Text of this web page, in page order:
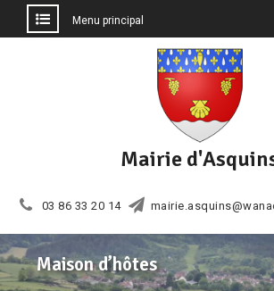
Menu principal
Mairie
03 86 33 20 14
Maison d’hôtes